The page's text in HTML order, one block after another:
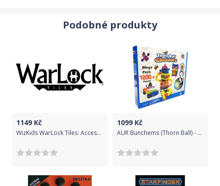
Podobné produkty
1149 Kč
WizKids WarLock Tiles: Accessory - Spelunker's Docks
1099 Kč
AUR Bunchems (Thorn Ball) - 800 dílků